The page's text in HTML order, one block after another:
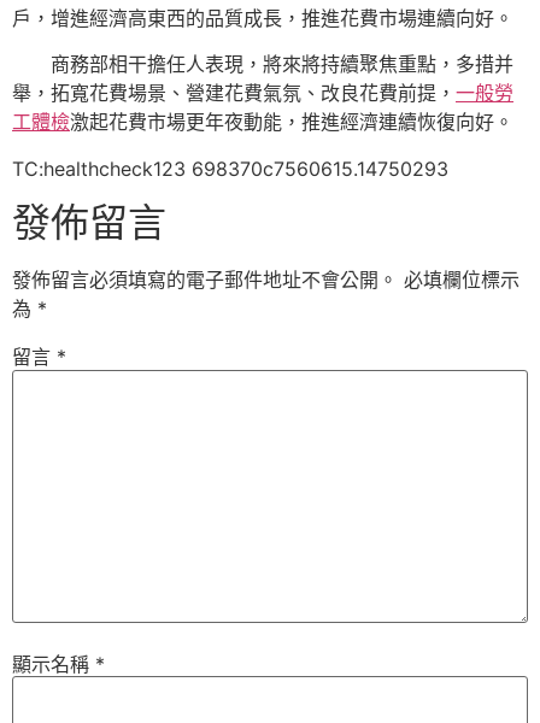
戶，增進經濟高東西的品質成長，推進花費市場連續向好。
商務部相干擔任人表現，將來將持續聚焦重點，多措并
舉，拓寬花費場景、營建花費氣氛、改良花費前提， 一般勞
工體檢激起花費市場更年夜動能，推進經濟連續恢復向好。
TC:healthcheck123 698370c7560615.14750293
發佈留言
發佈留言必須填寫的電子郵件地址不會公開。 必填欄位標示
為 *
留言 *
顯示名稱 *